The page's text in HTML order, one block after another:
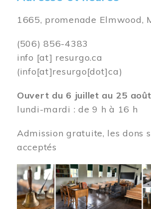
1665, promenade Elmwood,
(506) 856-4383
info [at] resurgo.ca
(info[at]resurgo[dot]ca)
Ouvert du 6 juillet au 25
lundi-mardi : de 9 h à 16 h
Admission gratuite, les dons
acceptés
Image